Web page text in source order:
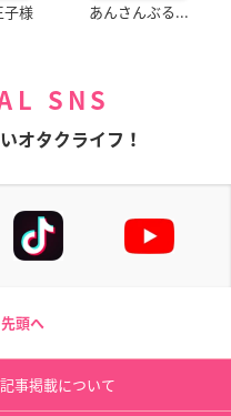
子様 あんさんぶる...
SNS
オタクライフ！
頭へ
記事掲載について